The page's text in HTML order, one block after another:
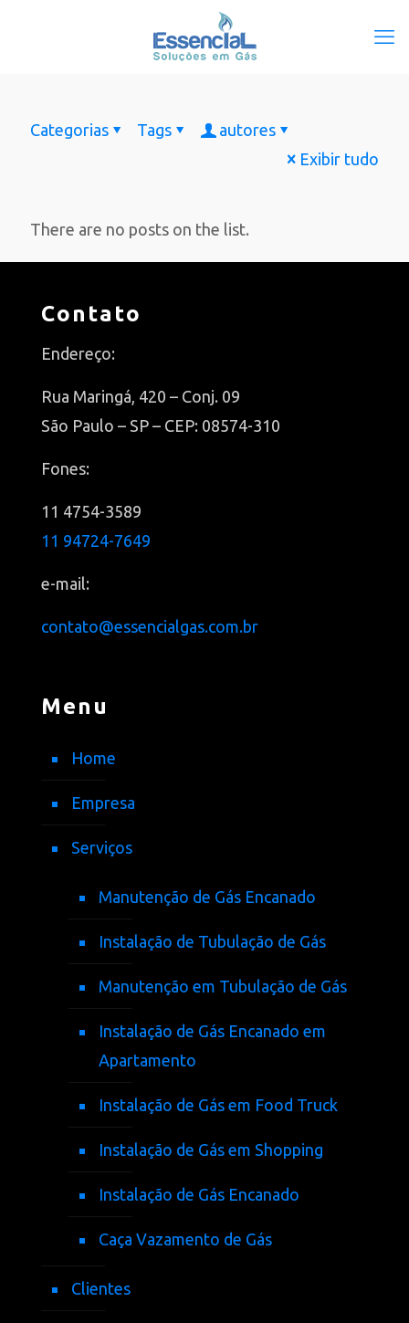
Categorias Tags
autores
Exibir tudo
There are no posts on the list.
Contato
Endereço:
Rua Maringá, 420 – Conj. 09
São Paulo – SP – CEP: 08574-310
Fones:
11 4754-3589
11 94724-7649
e-mail:
contato@essencialgas.com.br
Menu
Home
Empresa
Serviços
Manutenção de Gás Encanado
Instalação de Tubulação de Gás
Manutenção em Tubulação de Gás
Instalação de Gás Encanado em
Apartamento
Instalação de Gás em Food Truck
Instalação de Gás em Shopping
Instalação de Gás Encanado
Caça Vazamento de Gás
Clientes